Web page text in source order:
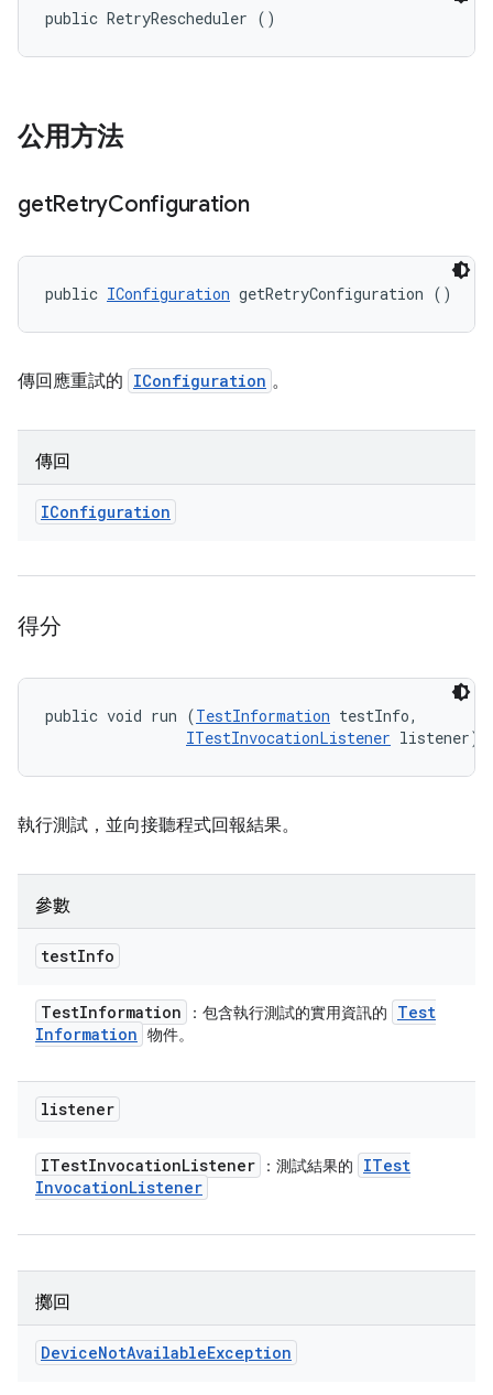
public RetryRescheduler ()
公用方法
getRetryConfiguration
public IConfiguration getRetryConfiguration ()
傳回應重試的 IConfiguration 。
傳回
IConfiguration
得分
public void run (TestInformation testInfo,
ITestInvocationListener listener)
執行測試，並向接聽程式回報結果。
參數
testInfo
TestInformation ：包含執行測試的實用資訊的
Test
Information 物件。
listener
ITestInvocationListener ：測試結果的
ITest
InvocationListener
擲回
DeviceNotAvailableException